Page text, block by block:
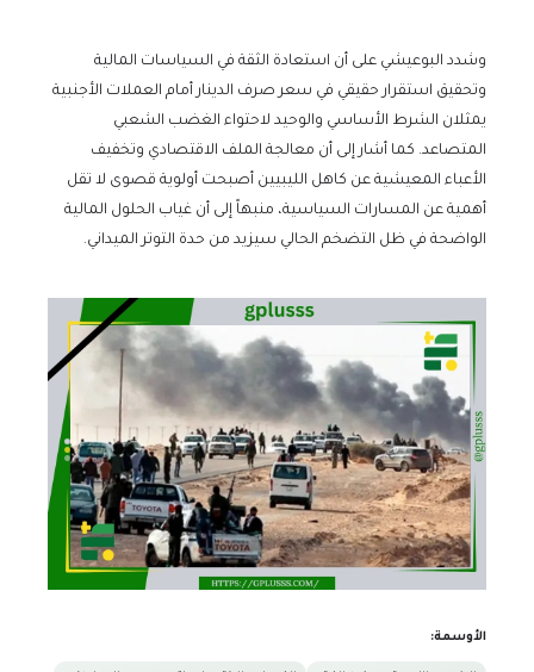
وشدد البوعيشي على أن استعادة الثقة في السياسات المالية
وتحقيق استقرار حقيقي في سعر صرف الدينار أمام العملات الأجنبية
يمثلان الشرط الأساسي والوحيد لاحتواء الغضب الشعبي
المتصاعد. كما أشار إلى أن معالجة الملف الاقتصادي وتخفيف
الأعباء المعيشية عن كاهل الليبيين أصبحت أولوية قصوى لا تقل
أهمية عن المسارات السياسية، منبهاً إلى أن غياب الحلول المالية
الواضحة في ظل التضخم الحالي سيزيد من حدة التوتر الميداني.
الأوسمة: